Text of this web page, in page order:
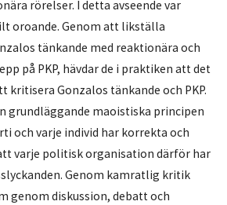
rörelser. I detta avseende var
oroande. Genom att likställa
tänkande med reaktionära och
på PKP, hävdar de i praktiken att det
kritisera Gonzalos tänkande och PKP.
grundläggande maoistiska principen
och varje individ har korrekta och
varje politisk organisation därför har
Genom kamratlig kritik
genom diskussion, debatt och